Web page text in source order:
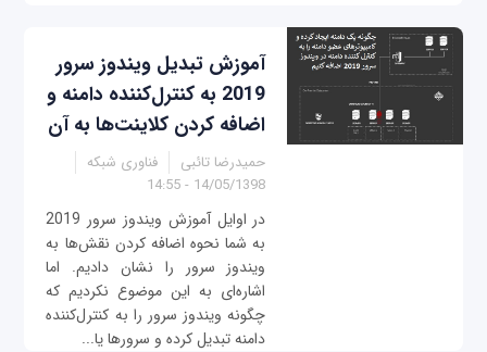
آموزش تبدیل ویندوز سرور
2019 به کنترل‌کننده دامنه و
اضافه کردن کلاینت‌ها به آن
حمیدرضا تائبی
فناوری شبکه
14/05/1398 - 14:55
در اوایل آموزش ویندوز سرور 2019
به شما نحوه اضافه کردن نقش‌ها به
ویندوز سرور را نشان دادیم. اما
اشاره‌ای به این موضوع نکردیم که
چگونه ویندوز سرور را به کنترل‌کننده
دامنه تبدیل کرده و سرورها یا...